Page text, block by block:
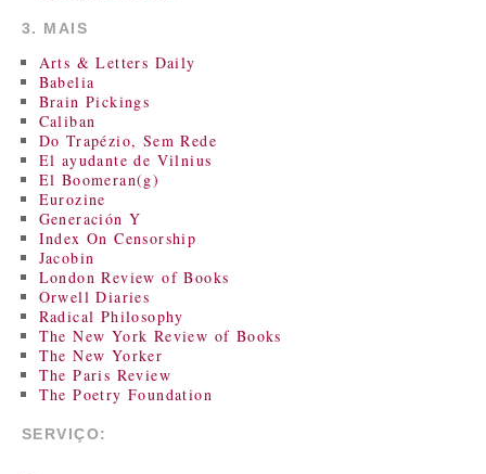
3. MAIS
Arts & Letters Daily
Babelia
Brain Pickings
Caliban
Do Trapézio, Sem Rede
El ayudante de Vilnius
El Boomeran(g)
Eurozine
Generación Y
Index On Censorship
Jacobin
London Review of Books
Orwell Diaries
Radical Philosophy
The New York Review of Books
The New Yorker
The Paris Review
The Poetry Foundation
SERVIÇO: